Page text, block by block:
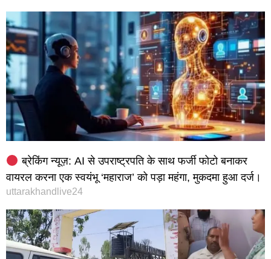
ब्रेकिंग न्यूज़: AI से उपराष्ट्रपति के साथ फर्जी फोटो बनाकर
वायरल करना एक स्वयंभू ‘महाराज’ को पड़ा महंगा, मुकदमा हुआ दर्ज।
uttarakhandlive24